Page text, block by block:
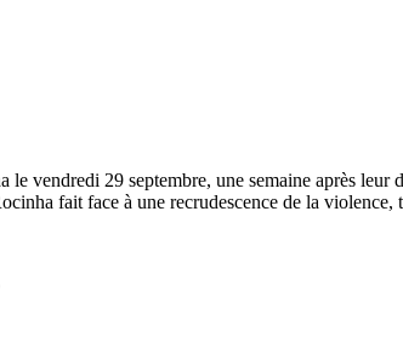
vendredi 29 septembre, une semaine après
fait face à une recrudescence de la violence,